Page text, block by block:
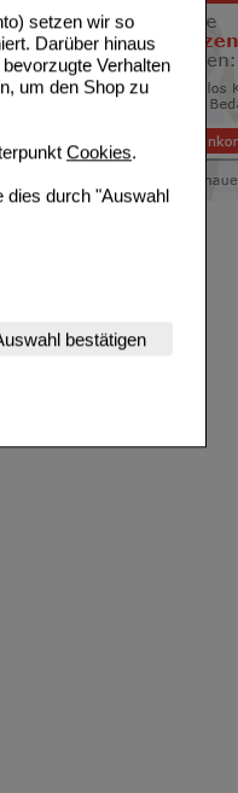
setzen wir so
Darüber hinaus
Verhalten
um den Shop zu
Cookies.
dies durch "Auswahl
Website
werden kann.
(z.B.
Website aber
Daten hierfür
bestätigen